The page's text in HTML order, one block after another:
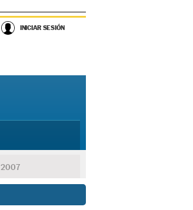
INICIAR SESIÓN
2007